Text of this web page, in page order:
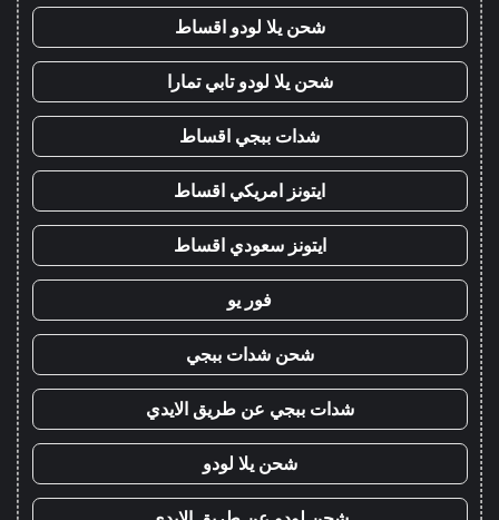
شحن يلا لودو اقساط
شحن يلا لودو تابي تمارا
شدات ببجي اقساط
ايتونز امريكي اقساط
ايتونز سعودي اقساط
فور يو
شحن شدات ببجي
شدات ببجي عن طريق الايدي
شحن يلا لودو